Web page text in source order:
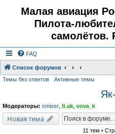
Малая авиация
Пилота-
самолётов.
FAQ
Список форумов
Темы без ответов Активные темы
Модераторы: smixer lt.ak vova_k
Новая тема
11 тем •